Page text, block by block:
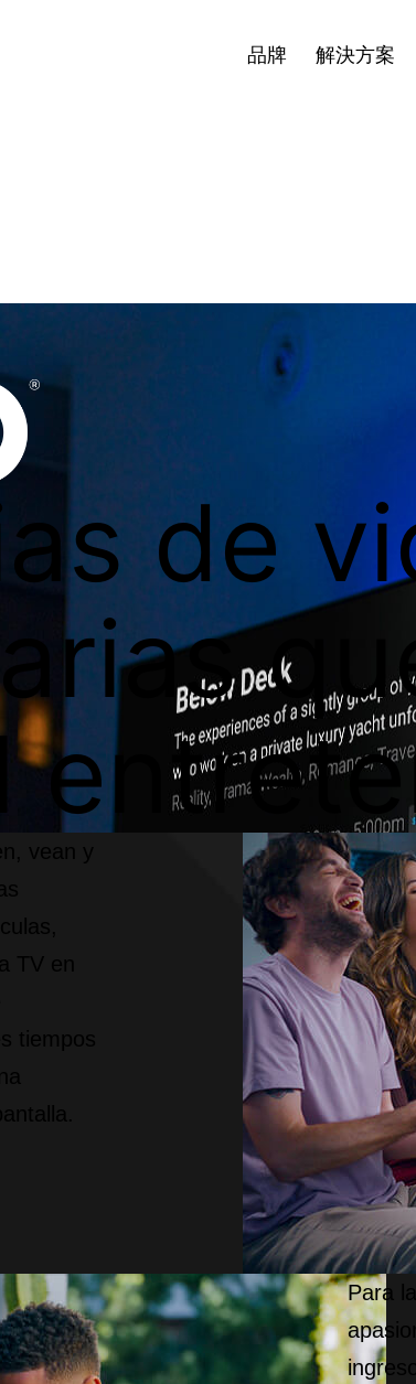
品牌 解決方案
Open
menu
de
vean y
TV en
tiempos
Para